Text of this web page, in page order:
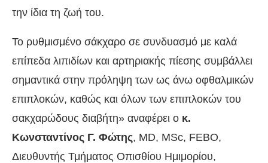
την ίδια τη ζωή του.
Το ρυθμισμένο σάκχαρο σε συνδυασμό με καλά
επίπεδα λιπιδίων και αρτηριακής πίεσης συμβάλλει
σημαντικά στην πρόληψη των ως άνω οφθαλμικών
επιπλοκών, καθώς και όλων των επιπλοκών του
σακχαρώδους διαβήτη» αναφέρει ο κ.
Κωνσταντίνος Γ. Φώτης, MD, MSc, FEBO,
Διευθυντής Τμήματος Οπισθίου Ημιμορίου,